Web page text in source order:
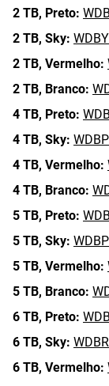
2 TB, Preto:
2 TB, Sky:
2 TB, Vermelho:
2 TB, Branco:
4 TB, Preto:
4 TB, Sky:
4 TB, Vermelho:
4 TB, Branco:
5 TB, Preto:
5 TB, Sky:
5 TB, Vermelho:
5 TB, Branco:
6 TB, Preto:
6 TB, Sky:
6 TB, Vermelho: